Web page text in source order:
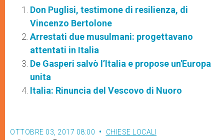
Don Puglisi, testimone di resilienza, di
Vincenzo Bertolone
Arrestati due musulmani: progettavano
attentati in Italia
De Gasperi salvò l’Italia e propose un'Europa
unita
Italia: Rinuncia del Vescovo di Nuoro
OTTOBRE 03, 2017 08:00 CHIESE LOCALI